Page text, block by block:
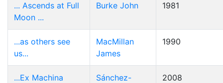
... Ascends at Full
Moon ...
Burke John 1981
...as others see
us...
MacMillan
James
1990
...Ex Machina
Sánchez-
2008